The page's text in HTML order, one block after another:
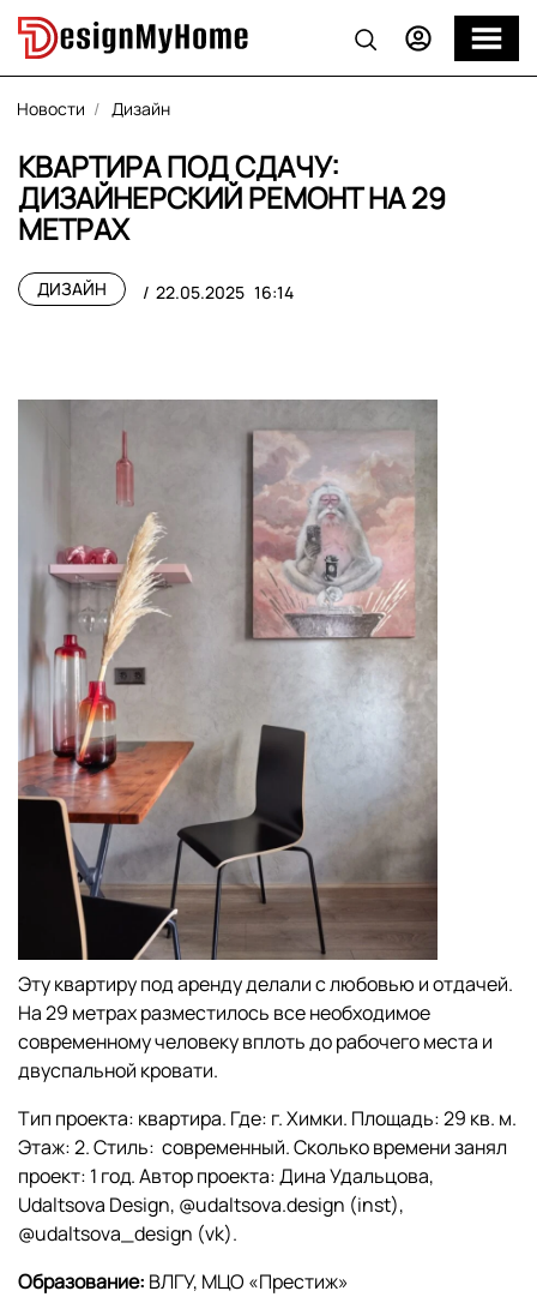
Новости Дизайн
КВАРТИРА ПОД СДАЧУ:
ДИЗАЙНЕРСКИЙ РЕМОНТ НА 29
МЕТРАХ
ДИЗАЙН 22.05.2025 16:14
Эту квартиру под аренду делали с любовью и отдачей.
На 29 метрах разместилось все необходимое
современному человеку вплоть до рабочего места и
двуспальной кровати.
Тип проекта: квартира. Где: г. Химки. Площадь: 29 кв. м.
Этаж: 2. Стиль: современный. Сколько времени занял
проект: 1 год. Автор проекта: Дина Удальцова,
Udaltsova Design, @udaltsova.design (inst),
@udaltsova_design (vk).
Образование: ВЛГУ, МЦО «Престиж»